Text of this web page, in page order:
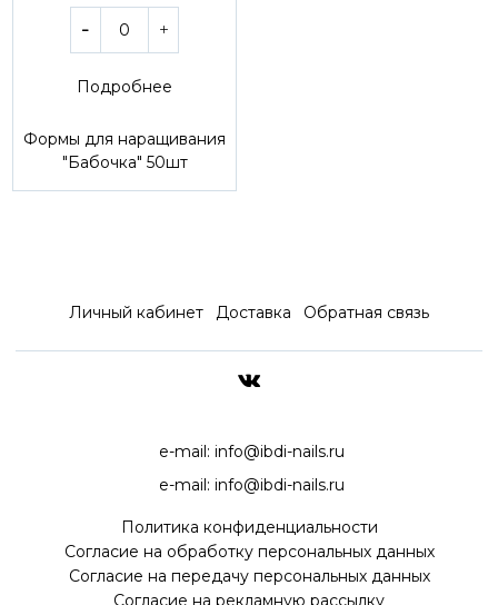
Подробнее
Формы для наращивания
"Бабочка" 50шт
Личный кабинет Доставка Обратная связь
e-mail: info@ibdi-nails.ru
e-mail: info@ibdi-nails.ru
Политика конфиденциальности
Согласие на обработку персональных данных
Согласие на передачу персональных данных
Согласие на рекламную рассылку